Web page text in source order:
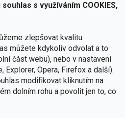
s využíváním COOKIES,
zlepšovat kvalitu
můžete kdykoliv odvolat a to
část webu), nebo v nastavení
Explorer, Opera, Firefox a další).
modifikovat kliknutím na
dolním rohu a povolit jen to, co